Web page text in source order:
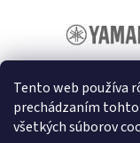
Tento web používa
prechádzaním
všetkých súborov